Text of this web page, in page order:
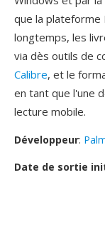
que la plateforme
longtemps, les
via dès outils de
Calibre, et le
en tant que l'une
lecture mobile.
Développeur:
Date de sortie